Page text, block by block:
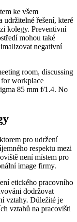
ke všem
udržitelné řešení, které
kolegy. Preventivní
mohou také
negativní
pro udržení
respektu mezi
není místem pro
image firmy.
etického pracovního
dodržovat
vztahy. Důležité je
vztahů na pracovišti